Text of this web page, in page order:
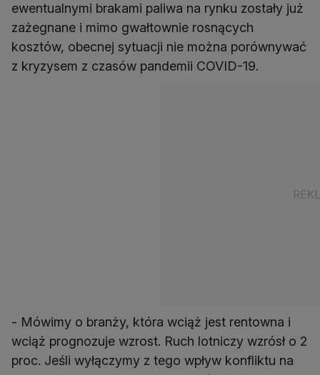
ewentualnymi brakami paliwa na rynku zostały już
zażegnane i mimo gwałtownie rosnących
kosztów, obecnej sytuacji nie można porównywać
z kryzysem z czasów pandemii COVID-19.
- Mówimy o branży, która wciąż jest rentowna i
wciąż prognozuje wzrost. Ruch lotniczy wzrósł o 2
proc. Jeśli wyłączymy z tego wpływ konfliktu na